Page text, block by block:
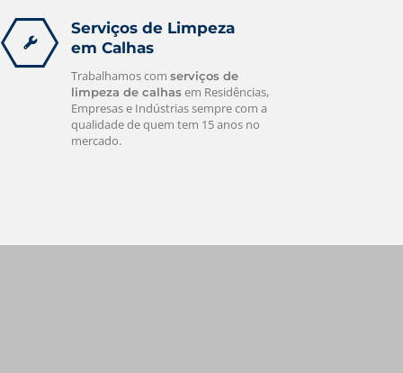
Serviços de Limpeza
em Calhas
Trabalhamos com serviços de
limpeza de calhasem Residências,
Empresas e Indústrias sempre com a
qualidade de quem tem 15 anos no
mercado.